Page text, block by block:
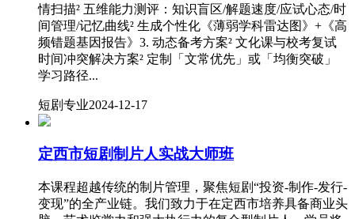
情扫描² 五维能力测评：知识盲区/解题速度/应试心态/时
间管理/记忆曲线² 生成个性化《薄弱学科雷达图》+《高
频错题基因报告》3. 动态备考方案² 文化课与校考复试
时间冲突解决方案² 定制「文常优先」或「均衡突破」
学习路径...
短剧专业2024-12-17
定西市短剧制片人实战大师班
本课程超越传统的制片管理，聚焦短剧“投资-制作-发行-
变现”的全产业链。我们致力于在定西市培养具备商业头